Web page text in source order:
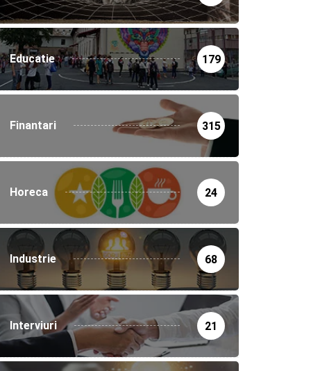
Educatie 179
Finantari 315
Horeca 24
Industrie 68
Interviuri 21